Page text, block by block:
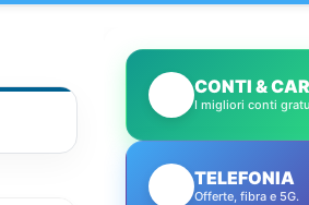
CONTI &
I migliori conti
TELEFONIA
Offerte, fibra e 5G.